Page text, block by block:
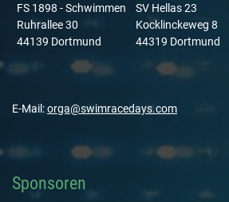
FS 1898 - Schwimmen
Ruhrallee 30
44139 Dortmund
SV Hellas 23
Kocklinckeweg 8
44319 Dortmund
E-Mail:orga@swimracedays.com
Sponsoren